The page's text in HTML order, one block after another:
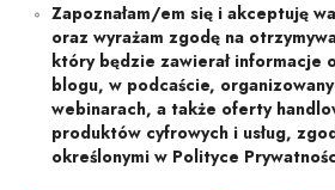
Zapoznałam/em się i akceptuję
oraz wyrażam zgodę na
który będzie zawierał informacje
blogu, w podcaście,
webinarach, a także oferty
produktów cyfrowych i usług,
określonymi w Polityce